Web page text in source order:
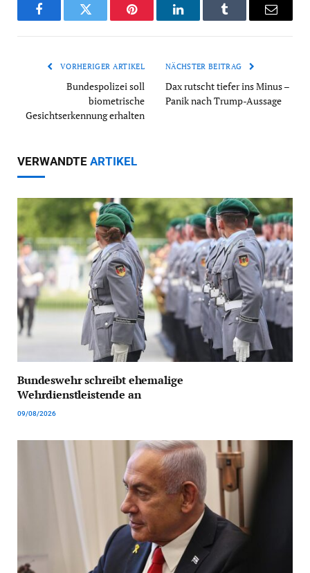
FacebookTwitter Pinterest LinkedInTumblr Email
VORHERIGER ARTIKEL
Bundespolizei soll
biometrische
Gesichtserkennung erhalten
NÄCHSTER BEITRAG
Dax rutscht tiefer ins Minus –
Panik nach Trump-Aussage
VERWANDTE ARTIKEL
Bundeswehr schreibt ehemalige
Wehrdienstleistende an
09/08/2026